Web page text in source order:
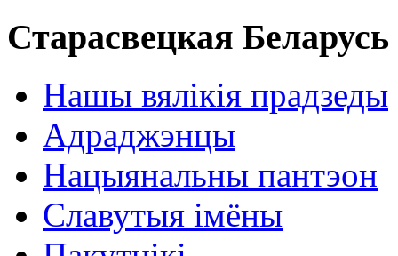
Старасвецкая Беларусь
Нашы вялікія прадзеды
Адраджэнцы
Нацыянальны пантэон
Славутыя імёны